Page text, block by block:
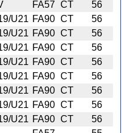
FA57 CT
56
U21 FA90 CT
56
U21 FA90 CT
56
U21 FA90 CT
56
U21 FA90 CT
56
U21 FA90 CT
56
U21 FA90 CT
56
U21 FA90 CT
56
U21 FA90 CT
56